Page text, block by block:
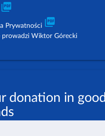
picture_as_pdf
Prywatności picture_as_pdf
prowadzi Wiktor Górecki
donation in good